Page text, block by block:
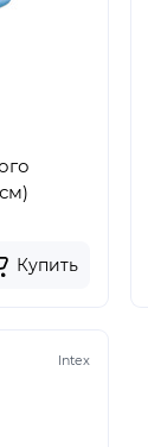
Купить
Intex